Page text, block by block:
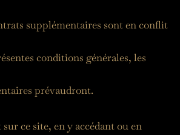
supplémentaires sont en conflit
conditions générales, les
prévaudront.
ce site, en y accédant ou en